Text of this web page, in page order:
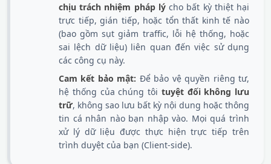
chịu trách nhiệm pháp lýcho bất kỳ thiệt hại
trực tiếp, gián tiếp, hoặc tổn thất kinh tế nào
(bao gồm sụt giảm traffic, lỗi hệ thống, hoặc
sai lệch dữ liệu) liên quan đến việc sử dụng
các công cụ này.
Cam kết bảo mật: Để bảo vệ quyền riêng tư,
hệ thống của chúng tôi tuyệt đối không lưu
trữ, không sao lưu bất kỳ nội dung hoặc thông
tin cá nhân nào bạn nhập vào. Mọi quá trình
xử lý dữ liệu được thực hiện trực tiếp trên
trình duyệt của bạn (Client-side).